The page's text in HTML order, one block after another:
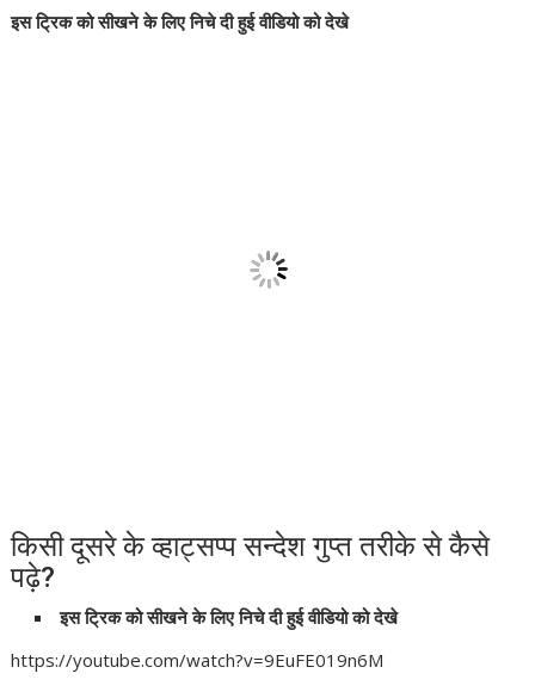
इस ट्रिक को सीखने के लिए निचे दी हुई वीडियो को देखे
किसी दूसरे के व्हाट्सप्प सन्देश गुप्त तरीके से कैसे
पढ़े?
इस ट्रिक को सीखने के लिए निचे दी हुई वीडियो को देखे
https://youtube.com/watch?v=9EuFE019n6M